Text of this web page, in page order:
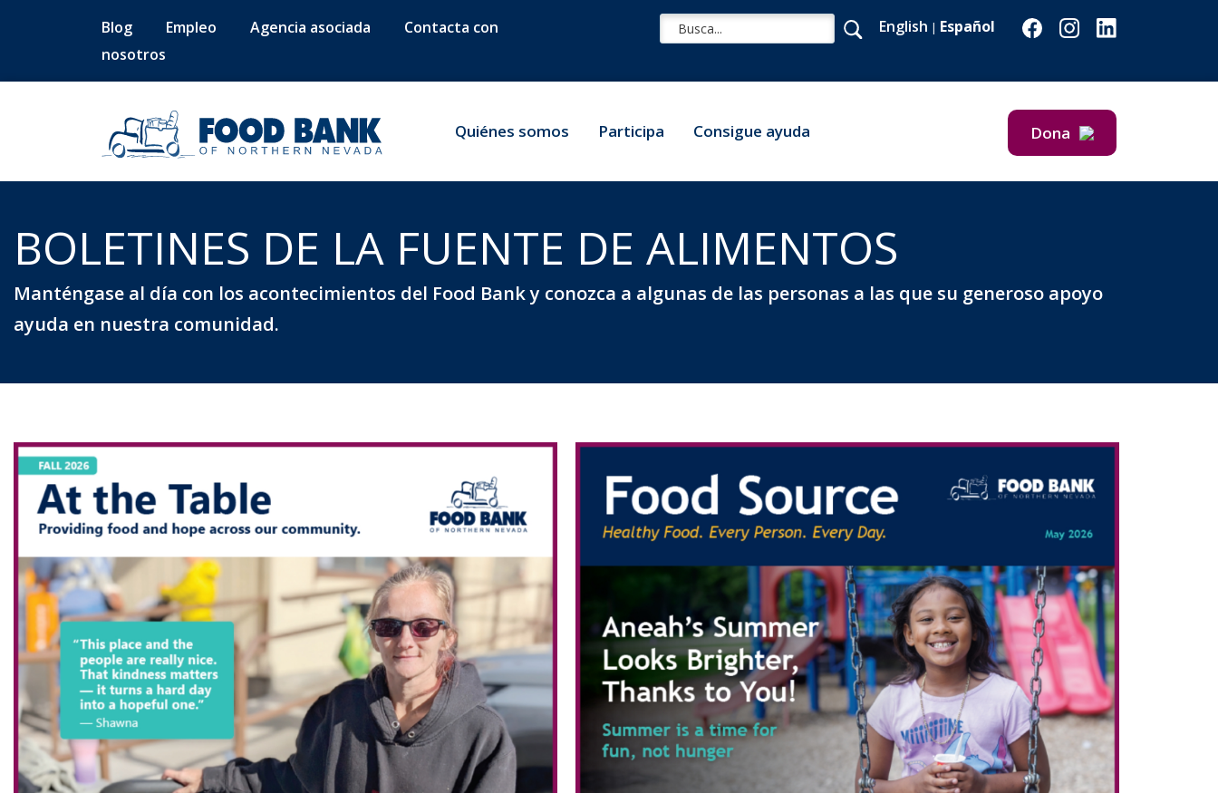
Blog Empleo Agencia asociada
Contacta con
nosotros
English | Español
Quiénes somos Participa Consigue ayuda Dona
Dona ahora
BOLETINES DE LA FUENTE DE ALIMENTOS
Manténgase al día con los acontecimientos del Food Bank y conozca a algunas de las personas a las que su generoso apoyo
ayuda en nuestra comunidad.